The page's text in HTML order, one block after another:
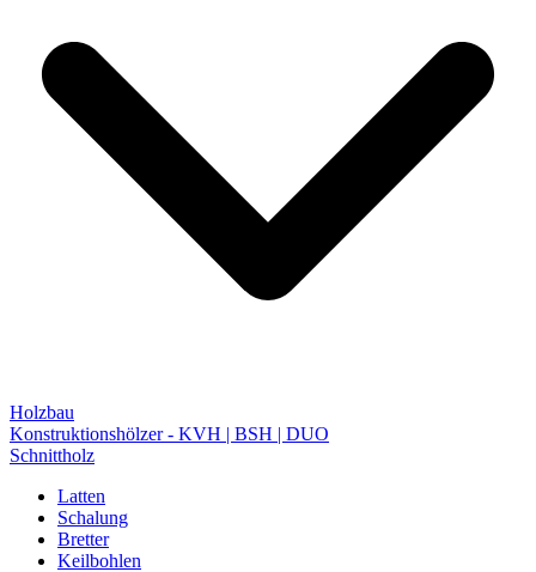
Holzbau
Konstruktionshölzer - KVH | BSH | DUO
Schnittholz
Latten
Schalung
Bretter
Keilbohlen